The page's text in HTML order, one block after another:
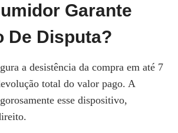
Garante
De Disputa?
a desistência da compra em até 7
total do valor pago. A
esse dispositivo,